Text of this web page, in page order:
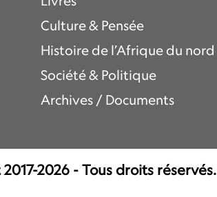
Culture & Pensée
Histoire de l’Afrique du nord
Société & Politique
Archives / Documents
2026 - Tous droits réservés.